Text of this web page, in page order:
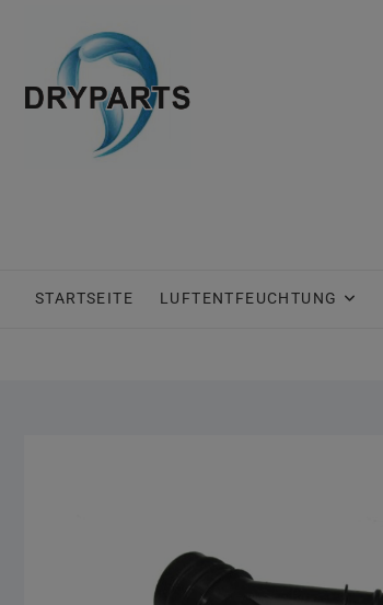
STARTSEITE LUFTENTFEUCHTUNG